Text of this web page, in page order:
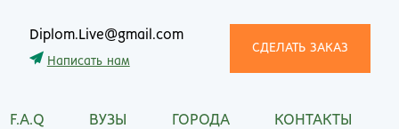
Diplom.Live@gmail.com
Написать нам
СДЕЛАТЬ ЗАКАЗ
F.A.Q ВУЗЫ ГОРОДА КОНТАКТЫ